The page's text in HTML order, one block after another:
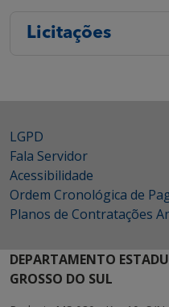
Licitações
LGPD
Fala Servidor
Acessibilidade
Ordem Cronológica de
Planos de Contratações
DEPARTAMENTO
GROSSO DO SUL